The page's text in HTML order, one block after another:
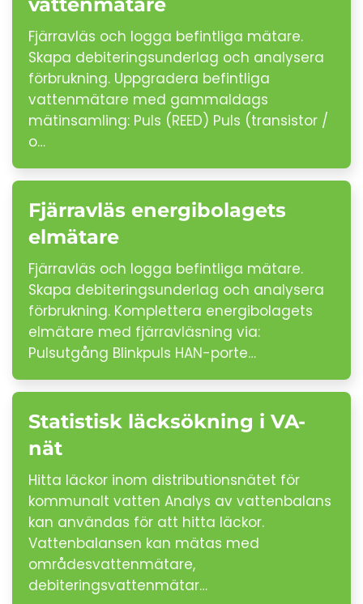
Fjärravläs och logga befintliga mätare.
Skapa debiteringsunderlag och analysera
förbrukning. Uppgradera befintliga
vattenmätare med gammaldags
mätinsamling: Puls (REED) Puls (transistor /
o…
Fjärravläs energibolagets
elmätare
Fjärravläs och logga befintliga mätare.
Skapa debiteringsunderlag och analysera
förbrukning. Komplettera energibolagets
elmätare med fjärravläsning via:
Pulsutgång Blinkpuls HAN-porte…
Statistisk läcksökning i VA-
nät
Hitta läckor inom distributionsnätet för
kommunalt vatten Analys av vattenbalans
kan användas för att hitta läckor.
Vattenbalansen kan mätas med
områdesvattenmätare,
debiteringsvattenmätar…